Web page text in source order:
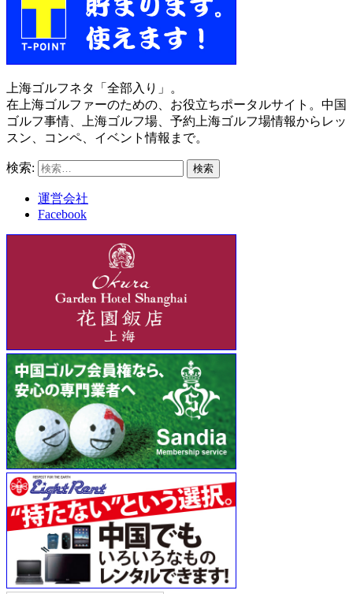
上海ゴルフネタ「全部入り」。
在上海ゴルファーのための、お役立ちポータルサイト。中国
ゴルフ事情、上海ゴルフ場、予約上海ゴルフ場情報からレッ
スン、コンペ、イベント情報まで。
検索:
運営会社
Facebook